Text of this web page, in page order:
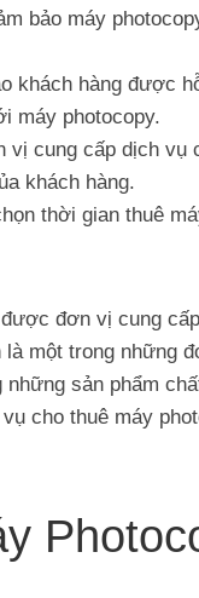
bảo máy
khách hàng được
máy photocopy.
vị cung cấp dịch vụ
khách hàng.
thời gian thuê
đơn vị cung
là một trong những
những sản phẩm
cho thuê máy